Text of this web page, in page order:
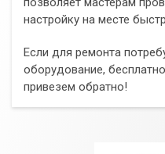
настройку на месте
Если для ремонта
оборудование,
привезем обратно!